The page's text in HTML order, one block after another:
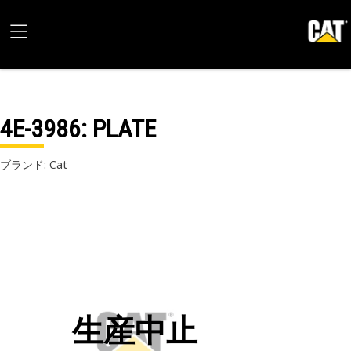
4E-3986: PLATE
ブランド: Cat
生産中止